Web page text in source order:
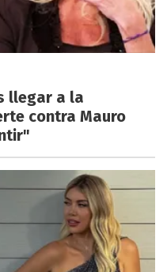
llegar a la
contra Mauro